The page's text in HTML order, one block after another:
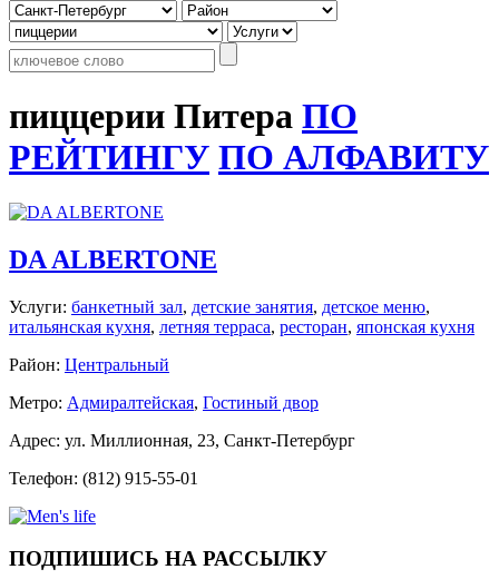
пиццерии Питера ПО
РЕЙТИНГУ ПО АЛФАВИТУ
DA ALBERTONE
Услуги: банкетный зал, детские занятия, детское меню,
итальянская кухня, летняя терраса, ресторан, японская кухня
Район: Центральный
Метро: Адмиралтейская, Гостиный двор
Адрес: ул. Миллионная, 23, Санкт-Петербург
Телефон: (812) 915-55-01
ПОДПИШИСЬ НА РАССЫЛКУ